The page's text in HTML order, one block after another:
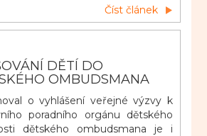
vlasů vznikají paruky, které
trochu vrátit radost a větší
Číst článek
DĚTÍ DO
OMBUDSMANA
o vyhlášení veřejné výzvy k
poradního orgánu dětského
dětského ombudsmana je i